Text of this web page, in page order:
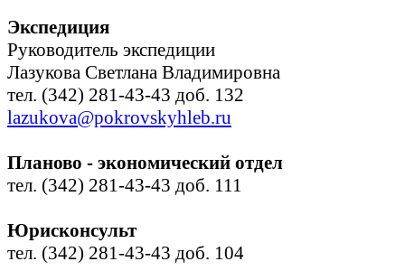
Экспедиция
Руководитель экспедиции
Лазукова Светлана Владимировна
тел. (342) 281-43-43 доб. 132
lazukova@pokrovskyhleb.ru
Планово - экономический отдел
тел. (342) 281-43-43 доб. 111
Юрисконсульт
тел. (342) 281-43-43 доб. 104